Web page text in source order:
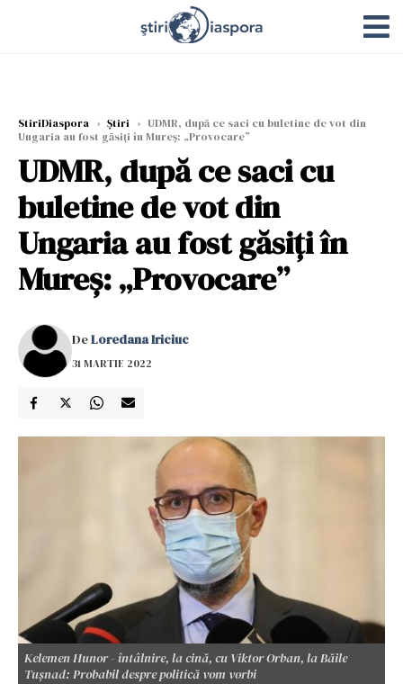
StiriDiaspora › Știri › UDMR, după ce saci cu buletine de vot din
Ungaria au fost găsiți în Mureș: „Provocare”
UDMR, după ce saci cu
buletine de vot din
Ungaria au fost găsiți în
Mureș: „Provocare”
DeLoredana Iriciuc
31 MARTIE 2022
Kelemen Hunor - întâlnire, la cină, cu Viktor Orban, la Băile
Tuşnad: Probabil despre politică vom vorbi